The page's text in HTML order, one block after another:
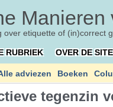
over etiquette of (in)correct
RUBRIEK OVER DE SITE
adviezen Boeken
tegenzin